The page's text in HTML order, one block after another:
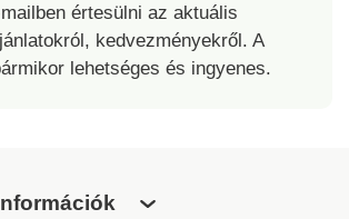
értesülni az aktuális
kedvezményekről. A
lehetséges és ingyenes.